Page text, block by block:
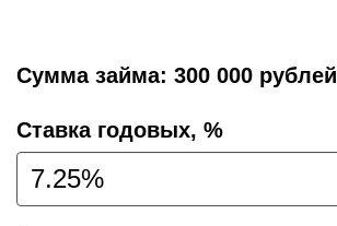
Сумма займа: 300 000 рублей
Cтавка годовых, %